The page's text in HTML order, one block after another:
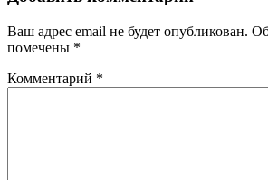
Ваш адрес email не будет опубликован.
помечены *
Комментарий *